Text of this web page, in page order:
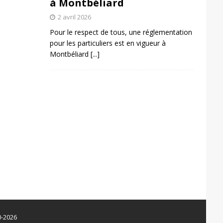
à Montbéliard
2 avril 2026
Pour le respect de tous, une réglementation
pour les particuliers est en vigueur à
Montbéliard [...]
2026